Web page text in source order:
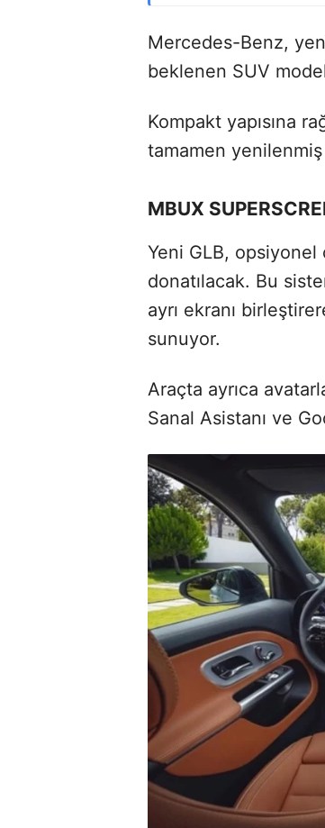
Mercedes-Benz,
beklenen SUV
Kompakt yapısına
tamamen
MBUX
Yeni GLB,
donatılacak. Bu
ayrı ekranı
sunuyor.
Araçta ayrıca
Sanal Asistanı ve